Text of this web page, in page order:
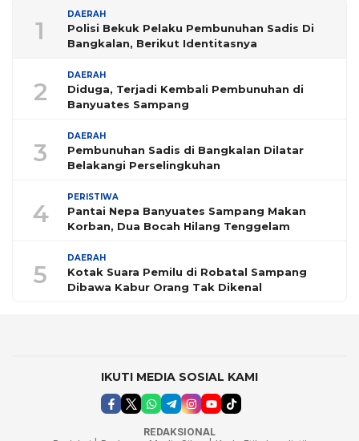
1
DAERAH
Polisi Bekuk Pelaku Pembunuhan Sadis Di
Bangkalan, Berikut Identitasnya
2
DAERAH
Diduga, Terjadi Kembali Pembunuhan di
Banyuates Sampang
3
DAERAH
Pembunuhan Sadis di Bangkalan Dilatar
Belakangi Perselingkuhan
4
PERISTIWA
Pantai Nepa Banyuates Sampang Makan
Korban, Dua Bocah Hilang Tenggelam
5
DAERAH
Kotak Suara Pemilu di Robatal Sampang
Dibawa Kabur Orang Tak Dikenal
IKUTI MEDIA SOSIAL KAMI
REDAKSIONAL